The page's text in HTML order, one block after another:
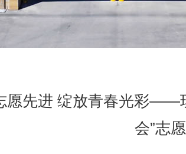
愿先进 绽放青春光彩——
会”志